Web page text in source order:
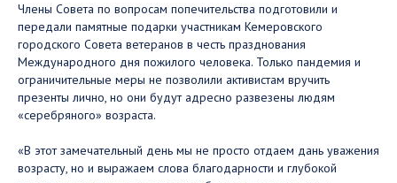
Члены Совета по вопросам попечительства подготовили и
передали памятные подарки участникам Кемеровского
городского Совета ветеранов в честь празднования
Международного дня пожилого человека. Только пандемия и
ограничительные меры не позволили активистам вручить
презенты лично, но они будут адресно развезены людям
«серебряного» возраста.
«В этот замечательный день мы не просто отдаем дань уважения
возрасту, но и выражаем слова благодарности и глубокой